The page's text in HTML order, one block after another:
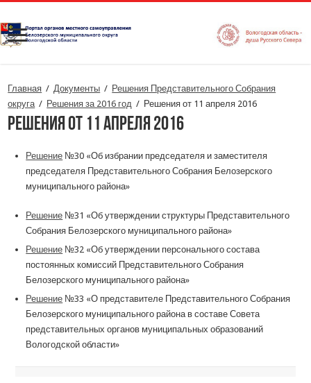
Главная / Документы / Решения Представительного Собрания
округа / Решения за 2016 год / Решения от 11 апреля 2016
Решения от 11 апреля 2016
Решение №30 «Об избрании председателя и заместителя
председателя Представительного Собрания Белозерского
муниципального района»
Решение №31 «Об утверждении структуры Представительного
Собрания Белозерского муниципального района»
Решение №32 «Об утверждении персонального состава
постоянных комиссий Представительного Собрания
Белозерского муниципального района»
Решение №33 «О представителе Представительного Собрания
Белозерского муниципального района в составе Совета
представительных органов муниципальных образований
Вологодской области»